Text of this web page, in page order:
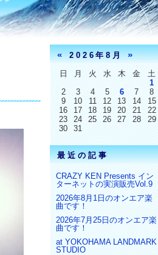
«2026年8月»
日 月 火 水 木 金
土
1
2
3 4 5 6 7
8
9
10 11 12 13 14
15
16
17 18 19 20 21
22
23
24 25 26 27 28
29
30
31
最近の記事
CRAZY KEN Presents イン
ターネットの実演販売Vol.9
2026年8月1日のオンエア楽
曲です！
2026年7月25日のオンエア楽
曲です！
at YOKOHAMA LANDMARK
STUDIO